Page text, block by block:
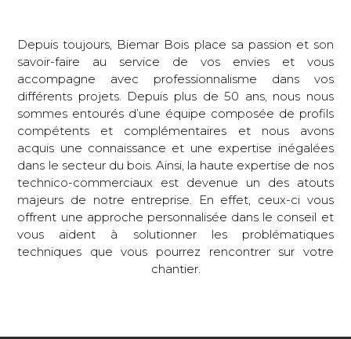
Depuis toujours, Biemar Bois place sa passion et son
savoir-faire au service de vos envies et vous
accompagne avec professionnalisme dans vos
différents projets. Depuis plus de 50 ans, nous nous
sommes entourés d’une équipe composée de profils
compétents et complémentaires et nous avons
acquis une connaissance et une expertise inégalées
dans le secteur du bois. Ainsi, la haute expertise de nos
technico-commerciaux est devenue un des atouts
majeurs de notre entreprise. En effet, ceux-ci vous
offrent une approche personnalisée dans le conseil et
vous aident à solutionner les problématiques
techniques que vous pourrez rencontrer sur votre
chantier.